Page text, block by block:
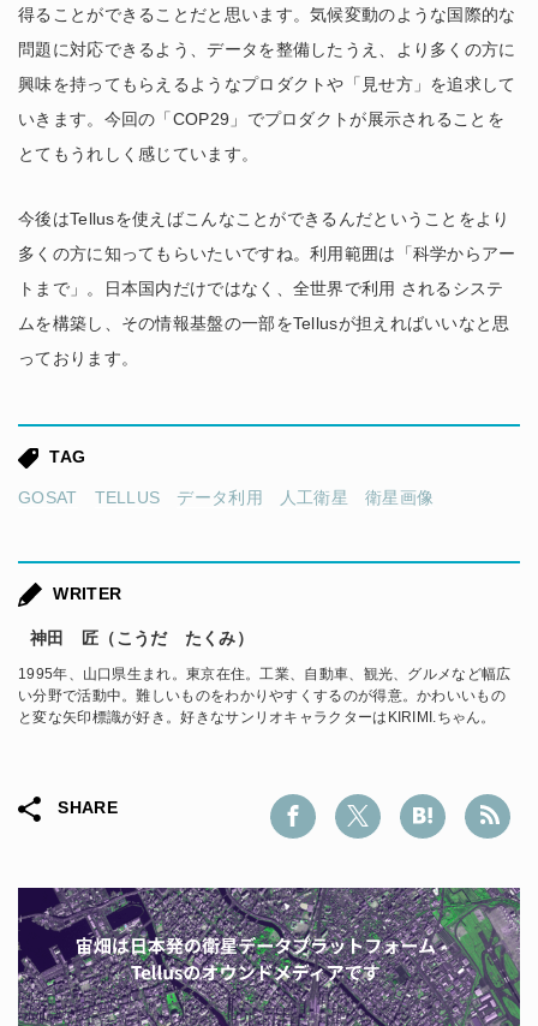
得ることができることだと思います。気候変動のような国際的な
問題に対応できるよう、データを整備したうえ、より多くの方に
興味を持ってもらえるようなプロダクトや「見せ方」を追求して
いきます。今回の「COP29」でプロダクトが展示されることを
とてもうれしく感じています。
今後はTellusを使えばこんなことができるんだということをより
多くの方に知ってもらいたいですね。利用範囲は「科学からアー
トまで」。日本国内だけではなく、全世界で利用 されるシステ
ムを構築し、その情報基盤の一部をTellusが担えればいいなと思
っております。
TAG
GOSAT TELLUS データ利用 人工衛星 衛星画像
WRITER
神田 匠（こうだ たくみ）
1995年、山口県生まれ。東京在住。工業、自動車、観光、グルメなど幅広
い分野で活動中。難しいものをわかりやすくするのが得意。かわいいもの
と変な矢印標識が好き。好きなサンリオキャラクターはKIRIMI.ちゃん。
SHARE